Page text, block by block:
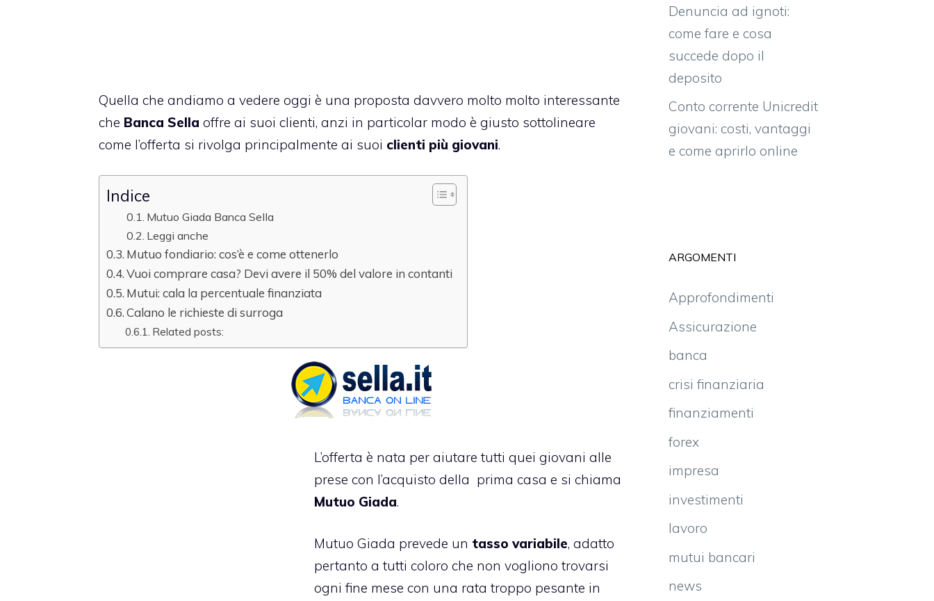
Quella che andiamo a vedere oggi è una proposta davvero molto molto interessante
che Banca Sella offre ai suoi clienti, anzi in particolar modo è giusto sottolineare
come l’offerta si rivolga principalmente ai suoi clienti più giovani.
Indice
Mutuo Giada Banca Sella
Leggi anche
Mutuo fondiario: cos’è e come ottenerlo
Vuoi comprare casa? Devi avere il 50% del valore in contanti
Mutui: cala la percentuale finanziata
Calano le richieste di surroga
Related posts:
L’offerta è nata per aiutare tutti quei giovani alle
prese con l’acquisto della prima casa e si chiama
Mutuo Giada.
Mutuo Giada prevede un tasso variabile, adatto
pertanto a tutti coloro che non vogliono trovarsi
ogni fine mese con una rata troppo pesante in
Denuncia ad ignoti:
come fare e cosa
succede dopo il
deposito
Conto corrente Unicredit
giovani: costi, vantaggi
e come aprirlo online
ARGOMENTI
Approfondimenti
Assicurazione
banca
crisi finanziaria
finanziamenti
forex
impresa
investimenti
lavoro
mutui bancari
news